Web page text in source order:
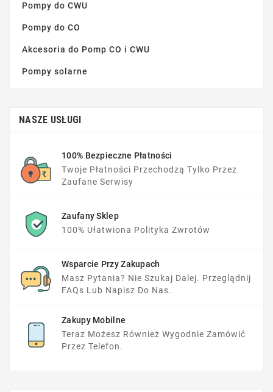
Pompy do CWU
Pompy do CO
Akcesoria do Pomp CO i CWU
Pompy solarne
NASZE USŁUGI
100% Bezpieczne Płatności
Twoje Płatności Przechodzą Tylko Przez
Zaufane Serwisy
Zaufany Sklep
100% Ułatwiona Polityka Zwrotów
Wsparcie Przy Zakupach
Masz Pytania? Nie Szukaj Dalej. Przeglądnij
FAQs Lub Napisz Do Nas.
Zakupy Mobilne
Teraz Możesz Również Wygodnie Zamówić
Przez Telefon.